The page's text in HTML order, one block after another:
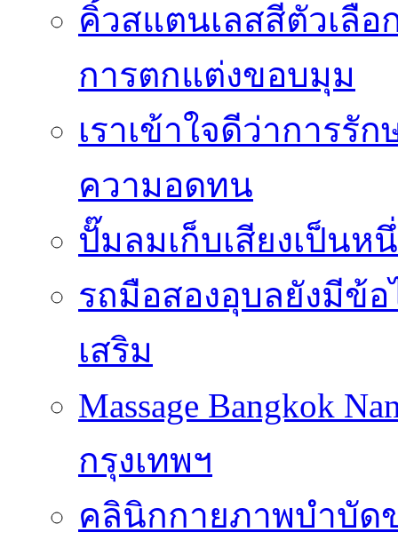
คิ้วสแตนเลสสีตัวเลื
การตกแต่งขอบมุม
เราเข้าใจดีว่าการรั
ความอดทน
ปั๊มลมเก็บเสียงเป็น
รถมือสองอุบลยังมีข้อ
เสริม
Massage Bangkok
กรุงเทพฯ
คลินิกกายภาพบำบัด